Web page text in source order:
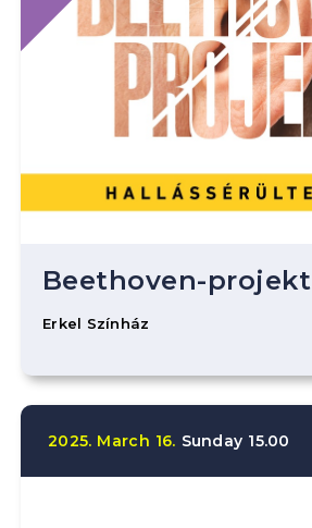
Beethoven-projekt
Erkel Színház
2025. March 16. Sunday 15.00